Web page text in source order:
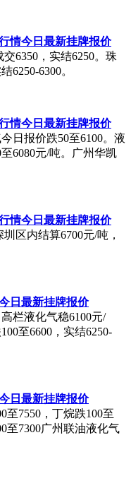
情今日最新挂牌报价
6350，实结6250。珠
6250-6300。
情今日最新挂牌报价
日报价跌50至6100。液
6080元/吨。广州华凯
情今日最新挂牌报价
区内结算6700元/吨，
日最新挂牌报价
栏液化气稳6100元/
至6600，实结6250-
日最新挂牌报价
至7550，丁烷跌100至
至7300广州联油液化气